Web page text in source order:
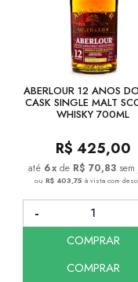
ABERLOUR 12 ANOS
CASK SINGLE MALT
WHISKY 700ML
R$ 425,00
6x de R$ 70,83
ou R$ 403,75 à vista com
COMPRAR
COMPRAR